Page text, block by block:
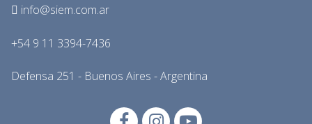
info@siem.com.ar
+54 9 11 3394-7436
Defensa 251 - Buenos Aires - Argentina